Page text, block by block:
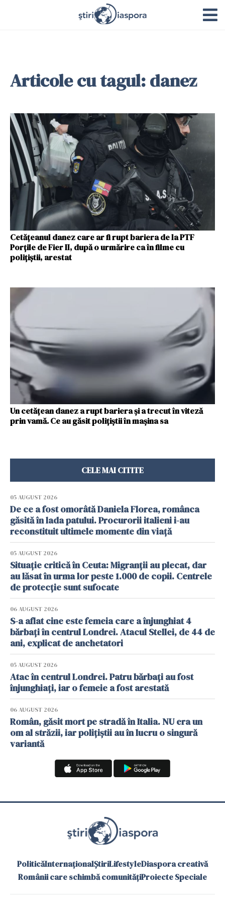
Articole cu tagul: danez
Cetăţeanul danez care ar fi rupt bariera de la PTF
Porţile de Fier II, după o urmărire ca în filme cu
polițiștii, arestat
Un cetățean danez a rupt bariera și a trecut în viteză
prin vamă. Ce au găsit polițiștii în mașina sa
CELE MAI CITITE
05 AUGUST 2026
De ce a fost omorâtă Daniela Florea, românca
găsită în lada patului. Procurorii italieni i-au
reconstituit ultimele momente din viață
05 AUGUST 2026
Situație critică în Ceuta: Migranții au plecat, dar
au lăsat în urma lor peste 1.000 de copii. Centrele
de protecție sunt sufocate
06 AUGUST 2026
S-a aflat cine este femeia care a înjunghiat 4
bărbați în centrul Londrei. Atacul Stellei, de 44 de
ani, explicat de anchetatori
05 AUGUST 2026
Atac în centrul Londrei. Patru bărbați au fost
înjunghiați, iar o femeie a fost arestată
06 AUGUST 2026
Român, găsit mort pe stradă în Italia. NU era un
om al străzii, iar polițiștii au în lucru o singură
variantă
PoliticăInternaționalȘtiriLifestyleDiaspora creativă
Românii care schimbă comunitățiProiecte Speciale